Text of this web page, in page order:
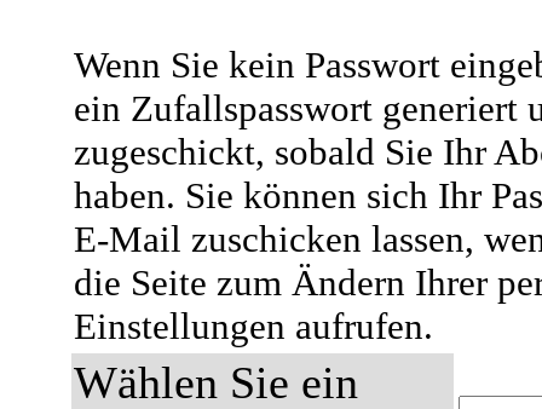
Wenn Sie kein Passwort
ein Zufallspasswort generiert
zugeschickt, sobald Sie Ihr
haben. Sie können sich Ihr
E-Mail zuschicken lassen,
die Seite zum Ändern Ihrer
Einstellungen aufrufen.
Wählen Sie ein